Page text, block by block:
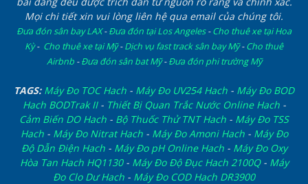
Mọi chi tiết xin vui lòng liên hệ qua email của chúng tôi.
Đưa đón sân bay LAX-Đưa đón tại Los Angeles-Cho thuê xe tại Hoa
Kỳ- Cho thuê xe tại Mỹ-Dịch vụ fast track sân bay Mỹ-Cho thuê
Airbnb-Đưa đón sân bat Mỹ-Đưa đón phi trường Mỹ
TAGS: Máy Đo TOC Hach - Máy Đo UV254 Hach - Máy Đo BOD
Hach BODTrak II- Thiết Bị Quan Trắc Nước Online Hach-
Cảm Biến DO Hach - Bộ Thuốc Thử TNT Hach - Máy Đo TSS
Hach- Máy Đo Nitrat Hach- Máy Đo Amoni Hach- Máy Đo
Độ Dẫn Điện Hach- Máy Đo pH Online Hach- Máy Đo Oxy
Hòa Tan Hach HQ1130- Máy Đo Độ Đục Hach 2100Q- Máy
Đo Clo Dư Hach - Máy Đo COD Hach DR3900